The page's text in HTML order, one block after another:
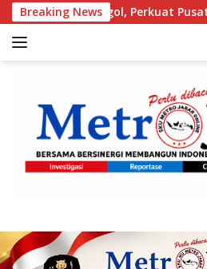
Langsung
ke
konten
Breaking News
Perkuat Pusat Perdagangan